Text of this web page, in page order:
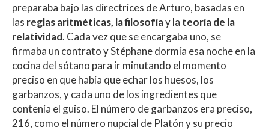
preparaba bajo las directrices de Arturo, basadas en
las reglas aritméticas, la filosofíay la teoría de la
relatividad. Cada vez que se encargaba uno, se
firmaba un contrato y Stéphane dormía esa noche en la
cocina del sótano para ir minutando el momento
preciso en que había que echar los huesos, los
garbanzos, y cada uno de los ingredientes que
contenía el guiso. El número de garbanzos era preciso,
216, como el número nupcial de Platón y su precio